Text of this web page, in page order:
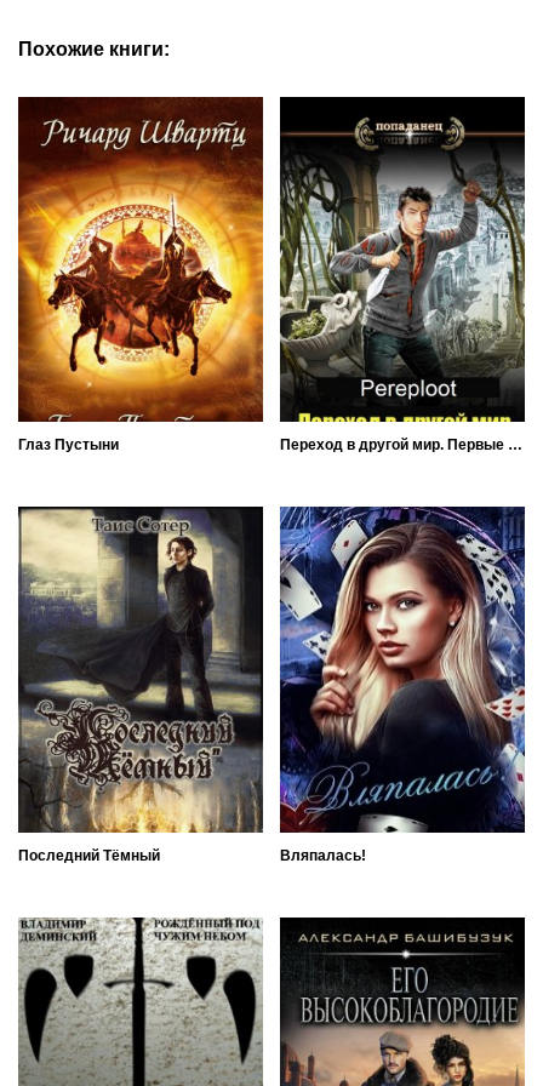
Похожие книги:
Глаз Пустыни Переход в другой мир. Первые шаги
Последний Тёмный Вляпалась!